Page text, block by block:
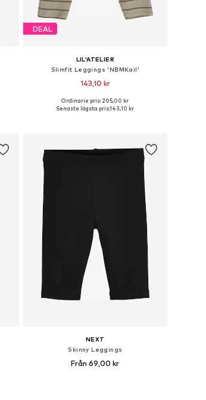
DEAL
LIL'ATELIER
Slimfit Leggings 'NBMKail'
143,10 kr
+1
Ordinarie pris: 205,00 kr
Senaste lägsta pris:143,10 kr
NEXT
Skinny Leggings
Från 69,00 kr